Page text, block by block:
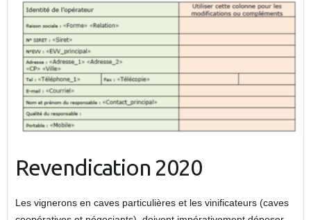
Revendication 2020
Les vignerons en caves particulières et les vinificateurs (caves